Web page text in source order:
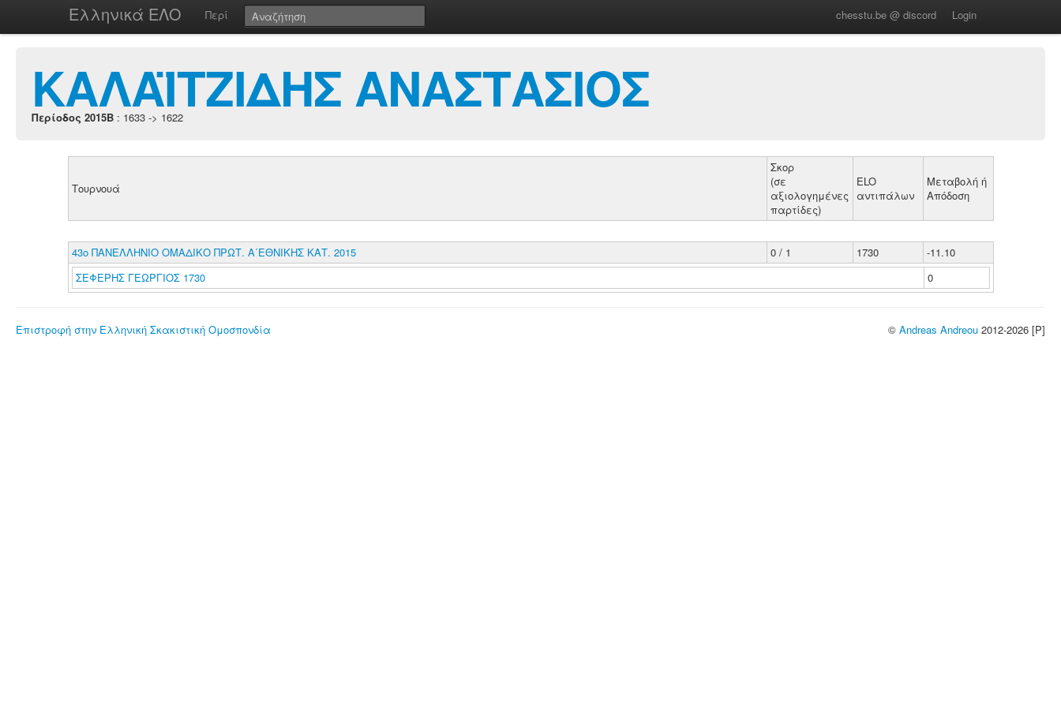
Ελληνικά ΕΛΟ Περί chesstu.be @ discord Login
ΚΑΛΑΪΤΖΙΔΗΣ ΑΝΑΣΤΑΣΙΟΣ
Περίοδος 2015B : 1633 -> 1622
Τουρνουά
Σκορ
(σε
αξιολογημένες
παρτίδες)
ELO
αντιπάλων
Μεταβολή ή
Απόδοση
43ο ΠΑΝΕΛΛΗΝΙΟ ΟΜΑΔΙΚΟ ΠΡΩΤ. Α΄ΕΘΝΙΚΗΣ ΚΑΤ. 2015 0 / 1 1730
-11.10
ΣΕΦΕΡΗΣ ΓΕΩΡΓΙΟΣ 1730
0
Επιστροφή στην Ελληνική Σκακιστική Ομοσπονδία © Andreas Andreou 2012-2026 [P]